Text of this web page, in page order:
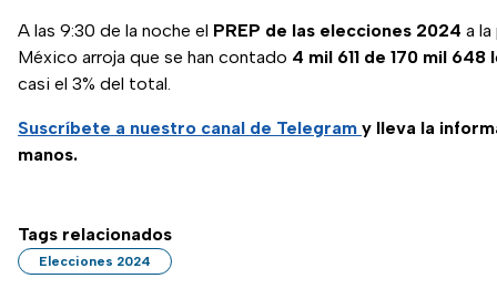
A las 9:30 de la noche el PREP de las elecciones 2024 a
México arroja que se han contado 4 mil 611 de 170 mil 648 l
casi el 3% del total.
Suscríbete a nuestro canal de Telegram y lleva la
manos.
Tags relacionados
Elecciones 2024